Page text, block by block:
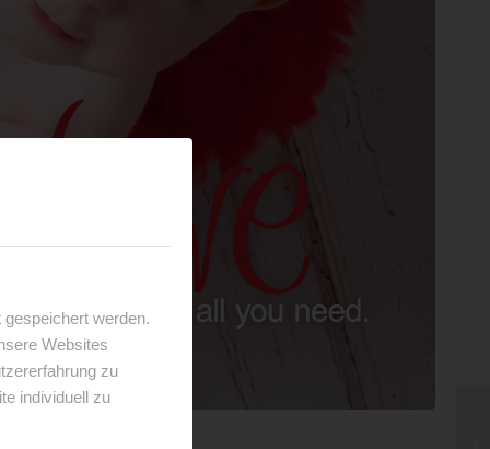
werden.
Websites
zu
individuell zu